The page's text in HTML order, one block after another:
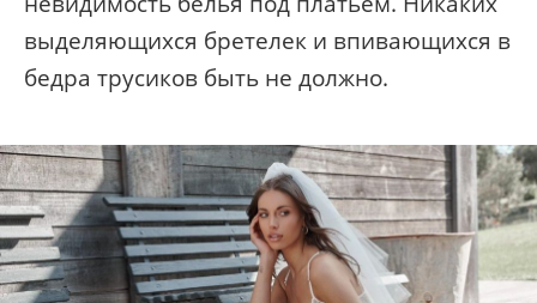
выделяющихся бретелек и впивающихся в
бедра трусиков быть не должно.